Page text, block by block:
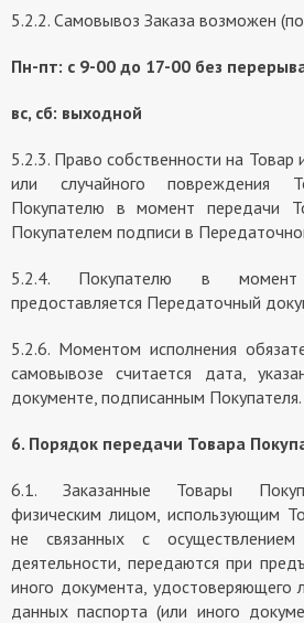
5.2.2. Самовывоз Заказа возможен
Пн-пт: с 9-00 до 17-00 без
вс, сб: выходной
5.2.3. Право собственности на Товар
или случайного повреждения
Покупателю в момент передачи
Покупателем подписи в
5.2.4. Покупателю в
предоставляется Передаточный
5.2.6. Моментом исполнения
самовывозе считается дата,
документе, подписанным Покупателя.
6. Порядок передачи Товара
6.1. Заказанные Товары
физическим лицом, использующим
не связанных с осуществлением
деятельности, передаются при
иного документа, удостоверяющего
данных паспорта (или иного